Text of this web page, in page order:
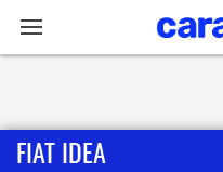
Accueil
FIAT IDEA